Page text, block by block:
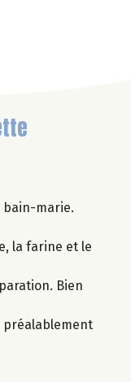
bain-marie.
la farine et le
Bien
préalablement